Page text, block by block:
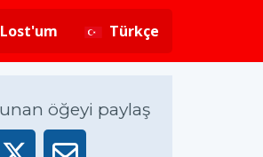
Türkçe
öğeyi paylaş